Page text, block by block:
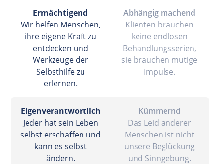
Ermächtigend
Wir helfen Menschen,
ihre eigene Kraft zu
entdecken und
Werkzeuge der
Selbsthilfe zu
erlernen.
Abhängig machend
Klienten brauchen
keine endlosen
Behandlungsserien,
sie brauchen mutige
Impulse.
Eigenverantwortlich
Jeder hat sein Leben
selbst erschaffen und
kann es selbst
ändern.
Kümmernd
Das Leid anderer
Menschen ist nicht
unsere Beglückung
und Sinngebung.